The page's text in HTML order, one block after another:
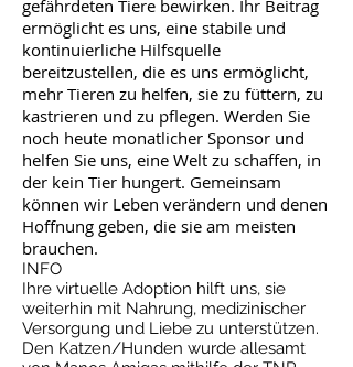
gefährdeten Tiere bewirken. Ihr Beitrag
ermöglicht es uns, eine stabile und
kontinuierliche Hilfsquelle
bereitzustellen, die es uns ermöglicht,
mehr Tieren zu helfen, sie zu füttern, zu
kastrieren und zu pflegen. Werden Sie
noch heute monatlicher Sponsor und
helfen Sie uns, eine Welt zu schaffen, in
der kein Tier hungert. Gemeinsam
können wir Leben verändern und denen
Hoffnung geben, die sie am meisten
brauchen.
INFO
Ihre virtuelle Adoption hilft uns, sie
weiterhin mit Nahrung, medizinischer
Versorgung und Liebe zu unterstützen.
Den Katzen/Hunden wurde allesamt